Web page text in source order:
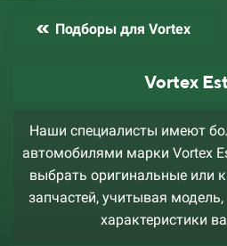
Подборы для Vortex
Vortex
Наши специалисты имеют
автомобилями марки Vortex
выбрать оригинальные или
запчастей, учитывая
характеристики